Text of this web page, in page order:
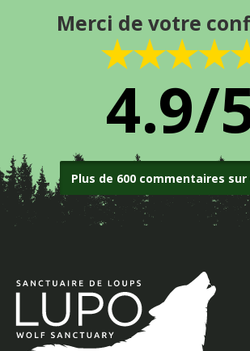
Merci de votre
4.9/
Plus de 600 commentaires sur